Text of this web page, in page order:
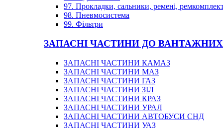
97. Прокладки, сальники, ремені,
98. Пневмосистема
99. Фільтри
ЗАПАСНІ ЧАСТИНИ ДО
ЗАПАСНІ ЧАСТИНИ КАМАЗ
ЗАПАСНІ ЧАСТИНИ МАЗ
ЗАПАСНІ ЧАСТИНИ ГАЗ
ЗАПАСНІ ЧАСТИНИ ЗІЛ
ЗАПАСНІ ЧАСТИНИ КРАЗ
ЗАПАСНІ ЧАСТИНИ УРАЛ
ЗАПАСНІ ЧАСТИНИ АВТОБУСИ СНД
ЗАПАСНІ ЧАСТИНИ УАЗ